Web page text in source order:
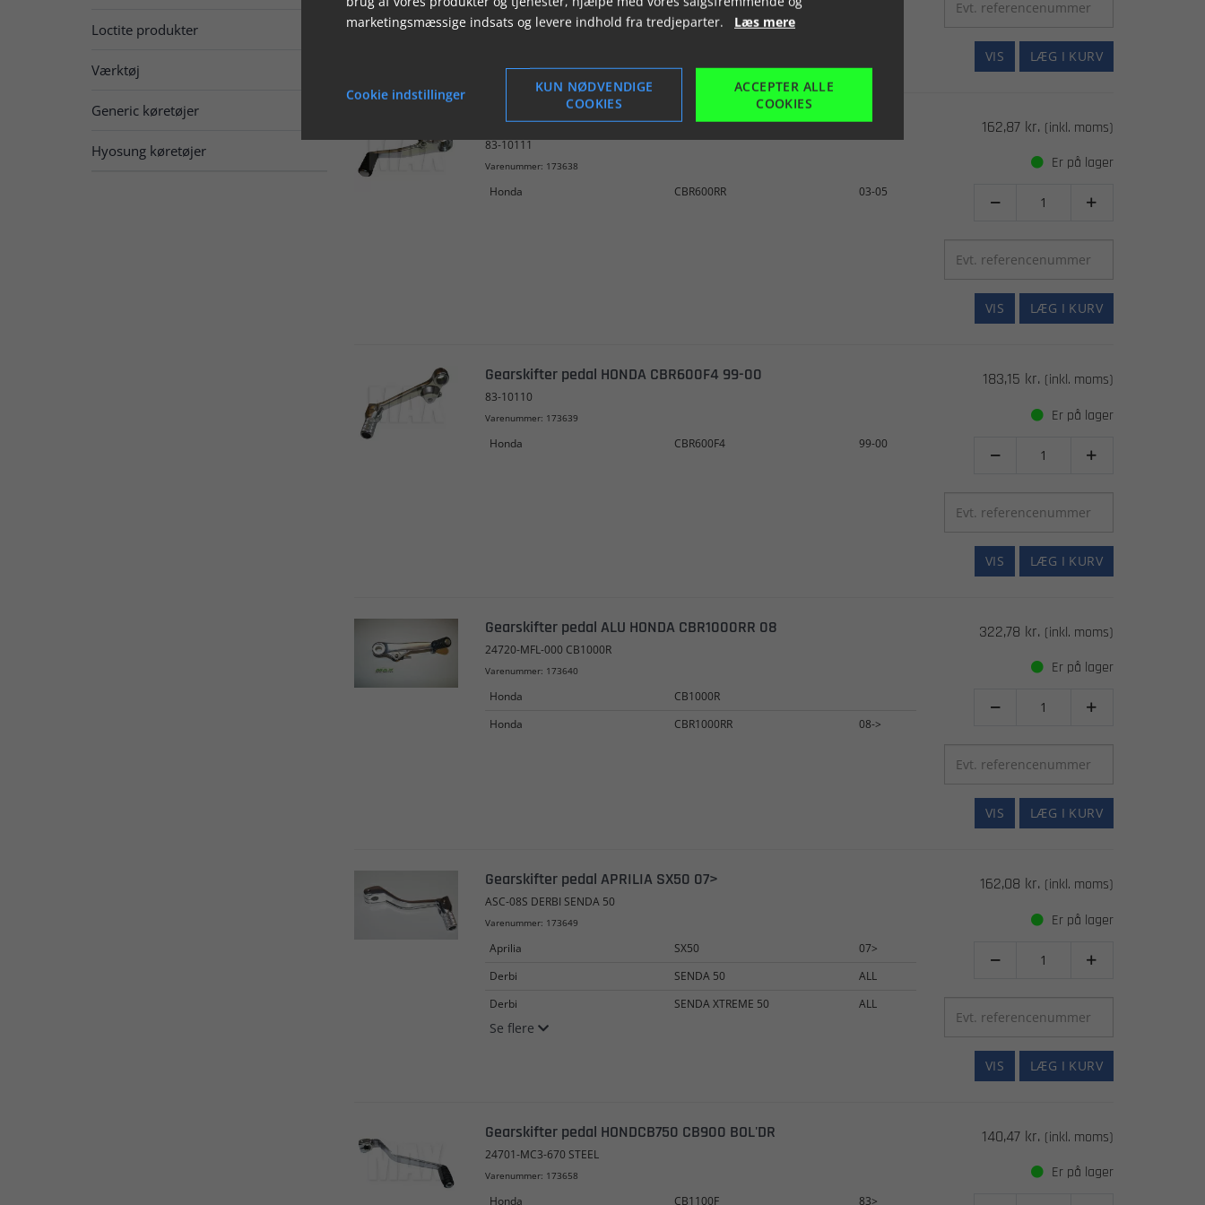
Loctite produkter
Værktøj
Generic køretøjer
Hyosung køretøjer
Se flere
LÆG I KURV
VIS
Gearskifter pedal HONDA CBR600RR 03-05
83-10111
Varenummer: 173638
Honda CBR600RR 03-05
162,87 kr. (inkl. moms)
Er på lager
 
LÆG I KURV
VIS
Gearskifter pedal HONDA CBR600F4 99-00
83-10110
Varenummer: 173639
Honda CBR600F4 99-00
183,15 kr. (inkl. moms)
Er på lager
 
LÆG I KURV
VIS
Gearskifter pedal ALU HONDA CBR1000RR 08
24720-MFL-000 CB1000R
Varenummer: 173640
Honda
CB1000R
Honda
CBR1000RR 08->
322,78 kr. (inkl. moms)
Er på lager
 
LÆG I KURV
VIS
Gearskifter pedal APRILIA SX50 07>
ASC-08S DERBI SENDA 50
Varenummer: 173649
Aprilia SX50
07>
Derbi
SENDA 50
ALL
Derbi
SENDA XTREME 50 ALL
Se flere
162,08 kr. (inkl. moms)
Er på lager
 
LÆG I KURV
VIS
Gearskifter pedal HONDCB750 CB900 BOL'DR
24701-MC3-670 STEEL
Varenummer: 173658
Honda CB1100F 83>
140,47 kr. (inkl. moms)
Er på lager
marketingsmæssige indsats og levere indhold fra tredjeparter. Læs mere
Cookie indstillinger
KUN NØDVENDIGE
COOKIES
ACCEPTER ALLE
COOKIES